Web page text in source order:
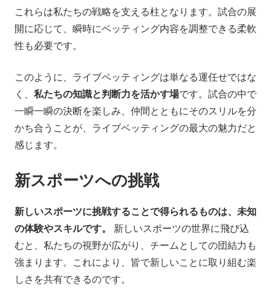
これらは私たちの戦略を支える柱となります。試合の展
開に応じて、瞬時にベッティング内容を調整できる柔軟
性も必要です。
このように、ライブベッティングは単なる運任せではな
く、 私たちの知識と判断力を活かす場です。試合の中で
一瞬一瞬の決断を楽しみ、仲間とともにそのスリルを分
かち合うことが、ライブベッティングの最大の魅力だと
感じます。
新スポーツへの挑戦
新しいスポーツに挑戦することで得られるものは、未知
の体験やスキルです。
新しいスポーツの世界に飛び込
むと、私たちの視野が広がり、チームとしての団結力も
強まります。これにより、皆で新しいことに取り組む楽
しさを共有できるのです。